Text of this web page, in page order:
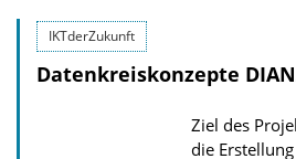
IKTderZukunft
Datenkreiskonzepte
Ziel des
die